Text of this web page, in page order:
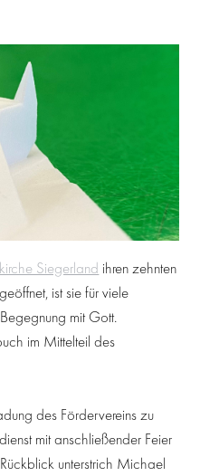
Siegerland ihren zehnten
ist sie für viele
mit Gott.
im Mittelteil des
des Fördervereins zu
mit anschließender Feier
unterstrich Michael